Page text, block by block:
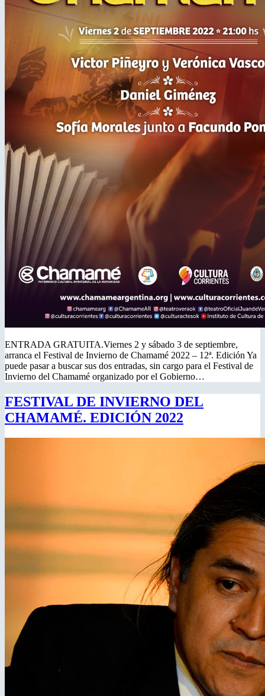
ENTRADA GRATUITA.Viernes 2 y sábado 3 de septiembre,
arranca el Festival de Invierno de Chamamé 2022 – 12ª. Edición Ya
puede pasar a buscar sus dos entradas, sin cargo para el Festival de
Invierno del Chamamé organizado por el Gobierno…
FESTIVAL DE INVIERNO DEL
CHAMAMÉ. EDICIÓN 2022